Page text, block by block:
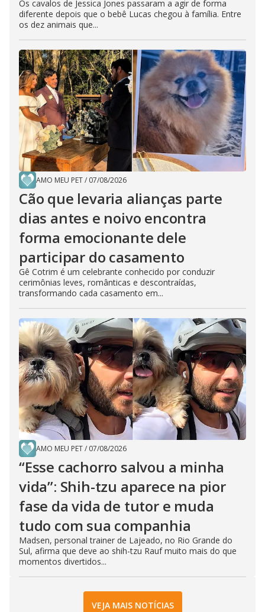
Os cavalos de Jessica Jones passaram a agir de forma
diferente depois que o bebê Lucas chegou à família. Entre
os dez animais que...
AMO MEU PET/ 07/08/2026
Cão que levaria alianças parte
dias antes e noivo encontra
forma emocionante dele
participar do casamento
Gê Cotrim é um celebrante conhecido por conduzir
cerimônias leves, românticas e descontraídas,
transformando cada casamento em...
AMO MEU PET/ 07/08/2026
“Esse cachorro salvou a minha
vida”: Shih-tzu aparece na pior
fase da vida de tutor e muda
tudo com sua companhia
Madsen, personal trainer de Lajeado, no Rio Grande do
Sul, afirma que deve ao shih-tzu Rauf muito mais do que
momentos divertidos...
VEJA MAIS NOTÍCIAS